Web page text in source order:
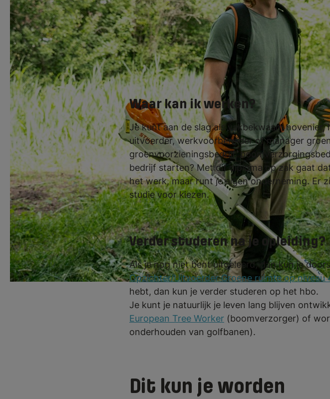
zelfstandig kunt werken, kun je
kan natuurlijk ook.
Waar kan ik werken?
Je kunt aan de slag als vakbekwaam
uitvoerder, werkvoorbereider of manager
groenvoorzieningsbedrijf,
bedrijf starten? Met dit diploma op zak gaat
het werk, maar runt je eigen onderneming. Er
studie voor kiezen.
Verder studeren na je opleiding?
Als je nog niet bent uitgeleerd, dan kun je
Opzichter/Uitvoerder Groene ruimte op niveau
hebt, dan kun je verder studeren op het hbo.
Je kunt je natuurlijk je leven lang blijven
European Tree Worker (boomverzorger) of
onderhouden van golfbanen).
Dit kun je worden